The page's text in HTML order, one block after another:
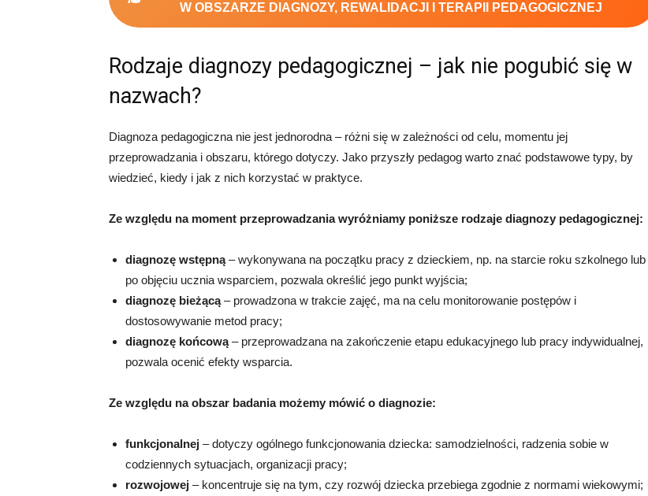
W OBSZARZE DIAGNOZY, REWALIDACJI I TERAPII PEDAGOGICZNEJ
Rodzaje diagnozy pedagogicznej – jak nie pogubić się w
nazwach?
Diagnoza pedagogiczna nie jest jednorodna – różni się w zależności od celu, momentu jej
przeprowadzania i obszaru, którego dotyczy. Jako przyszły pedagog warto znać podstawowe typy, by
wiedzieć, kiedy i jak z nich korzystać w praktyce.
Ze względu na moment przeprowadzania wyróżniamy poniższe rodzaje diagnozy pedagogicznej:
diagnozę wstępną– wykonywana na początku pracy z dzieckiem, np. na starcie roku szkolnego lub
po objęciu ucznia wsparciem, pozwala określić jego punkt wyjścia;
diagnozę bieżącą– prowadzona w trakcie zajęć, ma na celu monitorowanie postępów i
dostosowywanie metod pracy;
diagnozę końcową– przeprowadzana na zakończenie etapu edukacyjnego lub pracy indywidualnej,
pozwala ocenić efekty wsparcia.
Ze względu na obszar badania możemy mówić o diagnozie:
funkcjonalnej – dotyczy ogólnego funkcjonowania dziecka: samodzielności, radzenia sobie w
codziennych sytuacjach, organizacji pracy;
rozwojowej – koncentruje się na tym, czy rozwój dziecka przebiega zgodnie z normami wiekowymi;